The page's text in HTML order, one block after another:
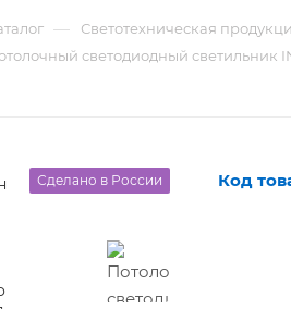
— Светотехническая
светодиодный светильник
Сделано в России Код